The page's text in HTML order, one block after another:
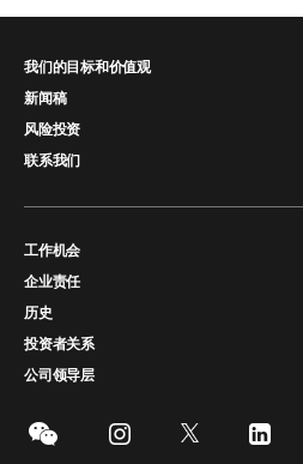
我们的目标和价值观
新闻稿
风险投资
联系我们
工作机会
企业责任
历史
投资者关系
公司领导层